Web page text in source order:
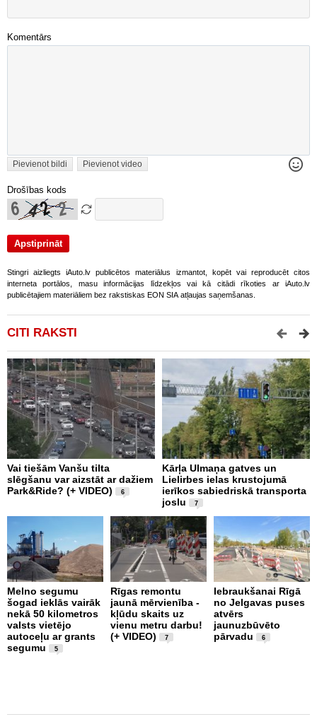
Komentārs
Pievienot bildi Pievienot video
Drošības kods
Stingri aizliegts iAuto.lv publicētos materiālus izmantot, kopēt vai reproducēt citos
interneta portālos, masu informācijas līdzekļos vai kā citādi rīkoties ar iAuto.lv
publicētajiem materiāliem bez rakstiskas EON SIA atļaujas saņemšanas.
CITI RAKSTI
Vai tiešām Vanšu tilta
slēgšanu var aizstāt ar dažiem
Park&Ride? (+ VIDEO)
6
Kārļa Ulmaņa gatves un
Lielirbes ielas krustojumā
ierīkos sabiedriskā transporta
joslu
7
Melno segumu
šogad ieklās vairāk
nekā 50 kilometros
valsts vietējo
autoceļu ar grants
segumu
5
Rīgas remontu
jaunā mērvienība -
kļūdu skaits uz
vienu metru darbu!
(+ VIDEO)
7
Iebraukšanai Rīgā
no Jelgavas puses
atvērs
jaunuzbūvēto
pārvadu
6